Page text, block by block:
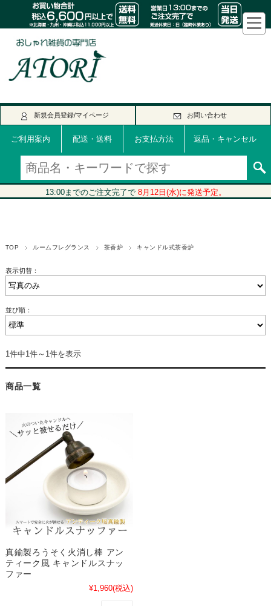
新規会員登録/マイページ お問い合わせ
ご利用案内 配送・送料 お支払方法 返品・キャンセル
TOP ルームフレグランス 茶香炉 キャンドル式茶香炉
表示切替：
並び順：
1件中1件～1件を表示
商品一覧
真鍮製ろうそく火消し棒 アン
ティーク風 キャンドルスナッ
ファー
¥1,960(税込)